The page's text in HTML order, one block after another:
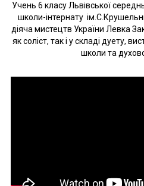
Учень 6 класу Львівської
школи-інтернату
діяча мистецтв України Левка
як соліст, так і у складі дуету,
школи та